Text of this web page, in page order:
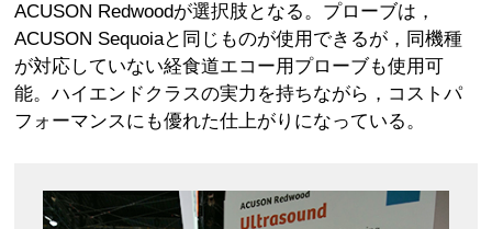
ACUSON Redwoodが選択肢となる。プローブは，
ACUSON Sequoiaと同じものが使用できるが，同機種
が対応していない経食道エコー用プローブも使用可
能。ハイエンドクラスの実力を持ちながら，コストパ
フォーマンスにも優れた仕上がりになっている。